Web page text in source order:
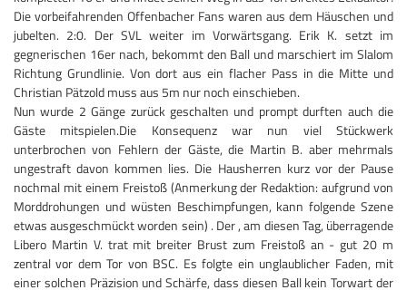
Die vorbeifahrenden Offenbacher Fans waren aus dem Häuschen und
jubelten. 2:0. Der SVL weiter im Vorwärtsgang. Erik K. setzt im
gegnerischen 16er nach, bekommt den Ball und marschiert im Slalom
Richtung Grundlinie. Von dort aus ein flacher Pass in die Mitte und
Christian Pätzold muss aus 5m nur noch einschieben.
Nun wurde 2 Gänge zurück geschalten und prompt durften auch die
Gäste mitspielen.Die Konsequenz war nun viel Stückwerk
unterbrochen von Fehlern der Gäste, die Martin B. aber mehrmals
ungestraft davon kommen lies. Die Hausherren kurz vor der Pause
nochmal mit einem Freistoß (Anmerkung der Redaktion: aufgrund von
Morddrohungen und wüsten Beschimpfungen, kann folgende Szene
etwas ausgeschmückt worden sein) . Der , am diesen Tag, überragende
Libero Martin V. trat mit breiter Brust zum Freistoß an - gut 20 m
zentral vor dem Tor von BSC. Es folgte ein unglaublicher Faden, mit
einer solchen Präzision und Schärfe, dass diesen Ball kein Torwart der